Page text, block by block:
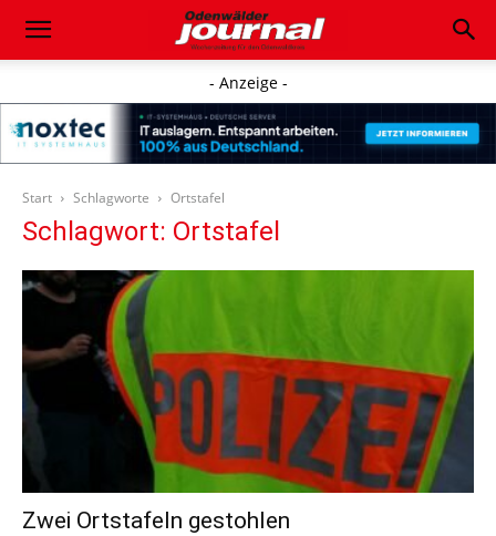
- Anzeige -
Start Schlagworte Ortstafel
Schlagwort: Ortstafel
Zwei Ortstafeln gestohlen